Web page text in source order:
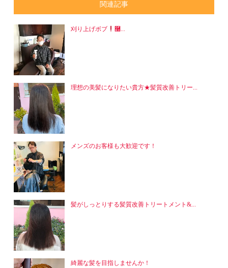
関連記事
刈り上げボブ ࿠...
理想の美髪になりたい貴方★髪質改善トリー...
メンズのお客様も大歓迎です！
髪がしっとりする髪質改善トリートメント&...
綺麗な髪を目指しませんか！